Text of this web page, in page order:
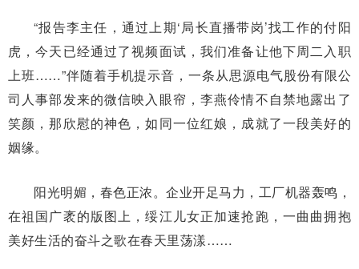
“报告李主任，通过上期‘局长直播带岗’找工作的付阳
虎，今天已经通过了视频面试，我们准备让他下周二入职
上班……”伴随着手机提示音，一条从思源电气股份有限公
司人事部发来的微信映入眼帘，李燕伶情不自禁地露出了
笑颜，那欣慰的神色，如同一位红娘，成就了一段美好的
姻缘。
阳光明媚，春色正浓。企业开足马力，工厂机器轰鸣，
在祖国广袤的版图上，绥江儿女正加速抢跑，一曲曲拥抱
美好生活的奋斗之歌在春天里荡漾……